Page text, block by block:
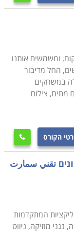
ומגוונות כמו
בו עד הפנסיה,
הרצון לנסות
לכן, דווקא משום
והמתפתחים
אותו לקריירה
ומרתק.
מאפשרת לבצע
ביותר, כך גם מי
ומקצועי, שכן
ושאיפה להצליח.
ומשמשים אותנו
החל מדיבור
במשחקים
מתים, צילום
הקורס 
تقني سمارت
המתקדמות
מוזיקה, ניווט